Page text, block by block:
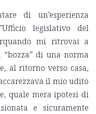
di un’esperienza
legislativo del
mi ritrovai a
“bozza” di una norma
al ritorno verso casa,
il mio udito
quale mera ipotesi di
e sicuramente